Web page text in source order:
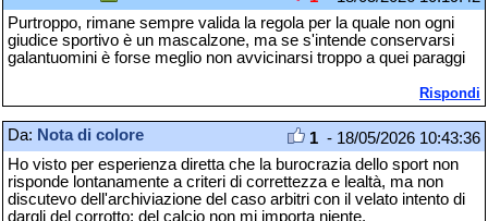
Purtroppo, rimane sempre valida la regola per la quale non ogni
giudice sportivo è un mascalzone, ma se s'intende conservarsi
galantuomini è forse meglio non avvicinarsi troppo a quei paraggi
Rispondi
Da: Nota di colore 1 - 18/05/2026 10:43:36
Ho visto per esperienza diretta che la burocrazia dello sport non
risponde lontanamente a criteri di correttezza e lealtà, ma non
discutevo dell'archiviazione del caso arbitri con il velato intento di
dargli del corrotto; del calcio non mi importa niente.